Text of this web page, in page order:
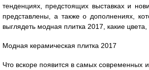
тенденциях, предстоящих выставках и
представлены, а также о дополнениях,
выглядеть модная плитка 2017, какие
Модная керамическая плитка 2017
Что вскоре появится в самых современных